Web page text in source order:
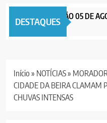
DESTAQUES
NOTICIAS EDIÇÃO 05 DE
ago
Início » NOTÍCIAS»
CIDADE DA BEIRA CLAMAM
CHUVAS INTENSAS